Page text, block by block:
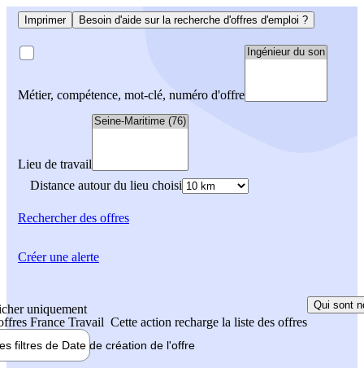
Imprimer Besoin d'aide sur la recherche d'offres d'emploi ?
Métier, compétence, mot-clé, numéro d'offre
Lieu de travail
Distance autour du lieu choisi
Rechercherdes offres
uniquement
France Travail Cette action recharge la liste des offres
Qui sont
filtres de Date de création de l'offre
Créer une alerte